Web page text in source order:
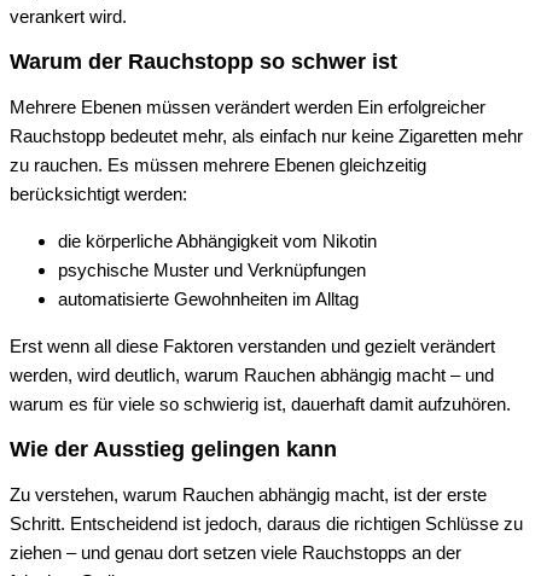
verankert wird.
Warum der Rauchstopp so schwer ist
Mehrere Ebenen müssen verändert werden Ein erfolgreicher
Rauchstopp bedeutet mehr, als einfach nur keine Zigaretten mehr
zu rauchen. Es müssen mehrere Ebenen gleichzeitig
berücksichtigt werden:
die körperliche Abhängigkeit vom Nikotin
psychische Muster und Verknüpfungen
automatisierte Gewohnheiten im Alltag
Erst wenn all diese Faktoren verstanden und gezielt verändert
werden, wird deutlich, warum Rauchen abhängig macht – und
warum es für viele so schwierig ist, dauerhaft damit aufzuhören.
Wie der Ausstieg gelingen kann
Zu verstehen, warum Rauchen abhängig macht, ist der erste
Schritt. Entscheidend ist jedoch, daraus die richtigen Schlüsse zu
ziehen – und genau dort setzen viele Rauchstopps an der